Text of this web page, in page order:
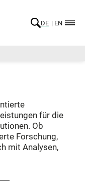
DE EN
für die
Ob
Forschung,
mit Analysen,